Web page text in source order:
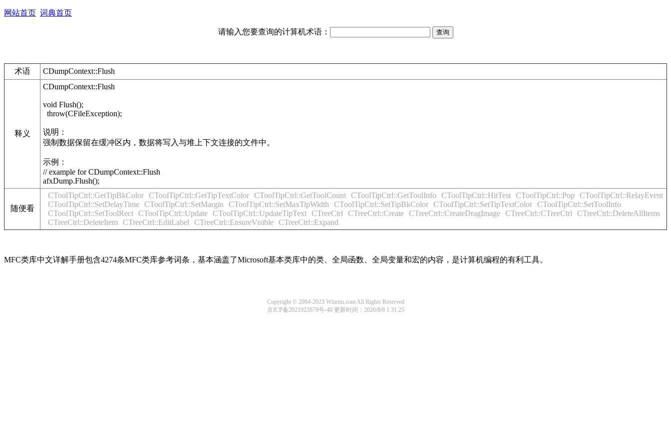
网站首页 词典首页
请输入您要查询的计算机术语：
术语 CDumpContext::Flush
释义
CDumpContext::Flush
void Flush();
throw(CFileException);
说明：
强制数据保留在缓冲区内，数据将写入与堆上下文连接的文件中。
示例：
// example for CDumpContext::Flush
afxDump.Flush();
随便看
CToolTipCtrl::GetTipBkColor CToolTipCtrl::GetTipTextColor CToolTipCtrl::GetToolCount CToolTipCtrl::GetToolInfo CToolTipCtrl::HitTest CToolTipCtrl::Pop CToolTipCtrl::RelayEvent
CToolTipCtrl::SetDelayTime CToolTipCtrl::SetMargin CToolTipCtrl::SetMaxTipWidth CToolTipCtrl::SetTipBkColor CToolTipCtrl::SetTipTextColor CToolTipCtrl::SetToolInfo
CToolTipCtrl::SetToolRect CToolTipCtrl::Update CToolTipCtrl::UpdateTipText CTreeCtrl CTreeCtrl::Create CTreeCtrl::CreateDragImage CTreeCtrl::CTreeCtrl
CTreeCtrl::DeleteAllItems
CTreeCtrl::DeleteItem
CTreeCtrl::EditLabel CTreeCtrl::EnsureVisible CTreeCtrl::Expand
MFC类库中文详解手册包含4274条MFC类库参考词条，基本涵盖了Microsoft基本类库中的类、全局函数、全局变量和宏的内容，是计算机编程的有利工具。
Copyright © 2004-2023 Winrtm.com All Rights Reserved
京ICP备2021023879号-40 更新时间：2026/8/8 1:31:25